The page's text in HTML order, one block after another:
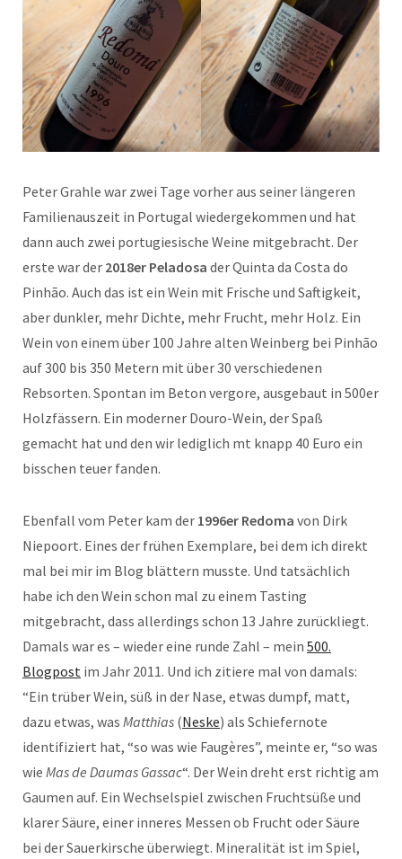
Peter Grahle war zwei Tage vorher aus seiner längeren
Familienauszeit in Portugal wiedergekommen und hat
dann auch zwei portugiesische Weine mitgebracht. Der
erste war der 2018er Peladosa der Quinta da Costa do
Pinhão. Auch das ist ein Wein mit Frische und Saftigkeit,
aber dunkler, mehr Dichte, mehr Frucht, mehr Holz. Ein
Wein von einem über 100 Jahre alten Weinberg bei Pinhão
auf 300 bis 350 Metern mit über 30 verschiedenen
Rebsorten. Spontan im Beton vergore, ausgebaut in 500er
Holzfässern. Ein moderner Douro-Wein, der Spaß
gemacht hat und den wir lediglich mt knapp 40 Euro ein
bisschen teuer fanden.
Ebenfall vom Peter kam der 1996er Redoma von Dirk
Niepoort. Eines der frühen Exemplare, bei dem ich direkt
mal bei mir im Blog blättern musste. Und tatsächlich
habe ich den Wein schon mal zu einem Tasting
mitgebracht, dass allerdings schon 13 Jahre zurückliegt.
Damals war es – wieder eine runde Zahl – mein 500.
Blogpost im Jahr 2011. Und ich zitiere mal von damals:
“Ein trüber Wein, süß in der Nase, etwas dumpf, matt,
dazu etwas, was Matthias (Neske) als Schiefernote
identifiziert hat, “so was wie Faugères”, meinte er, “so was
wie Mas de Daumas Gassac“. Der Wein dreht erst richtig am
Gaumen auf. Ein Wechselspiel zwischen Fruchtsüße und
klarer Säure, einer inneres Messen ob Frucht oder Säure
bei der Sauerkirsche überwiegt. Mineralität ist im Spiel,